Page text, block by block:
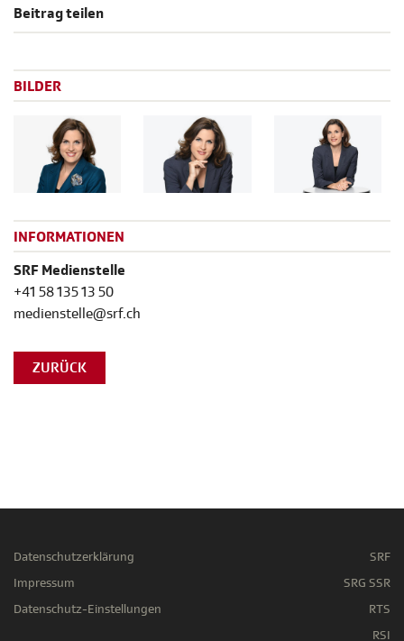
Beitrag teilen
BILDER
INFORMATIONEN
SRF Medienstelle
+41 58 135 13 50
medienstelle@srf.ch
ZURÜCK
Datenschutzerklärung
Impressum
Datenschutz-Einstellungen
SRF
SRG SSR
RTS
RSI